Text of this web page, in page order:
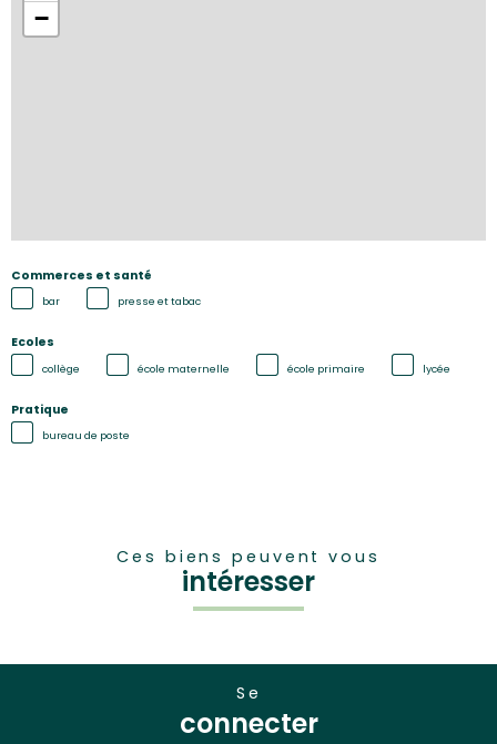
−
Commerces et santé
bar presse et tabac
Ecoles
collège école maternelle école primaire lycée
Pratique
bureau de poste
Ces biens peuvent vous
intéresser
se
connecter